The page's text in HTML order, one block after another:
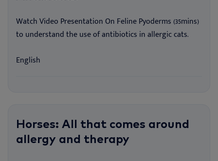
Watch Video Presentation On Feline Pyoderms (35mins)
to understand the use of antibiotics in allergic cats.
English
Horses: All that comes around
allergy and therapy